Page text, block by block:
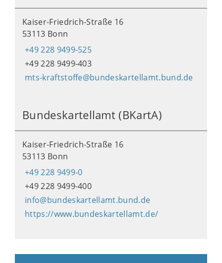
Kaiser-Friedrich-Straße 16
53113 Bonn
+49 228 9499-525
+49 228 9499-403
mts-kraftstoffe@bundeskartellamt.bund.de
Bundeskartellamt (BKartA)
Kaiser-Friedrich-Straße 16
53113 Bonn
+49 228 9499-0
+49 228 9499-400
info@bundeskartellamt.bund.de
https://www.bundeskartellamt.de/